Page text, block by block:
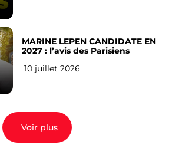
MARINE LEPEN CANDIDATE EN
2027 : l’avis des Parisiens
10 juillet 2026
Voir plus